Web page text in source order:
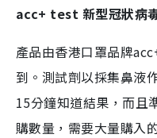
acc+ test 新型冠狀病
產品由香港口罩品牌
到。測試劑以採集鼻液
15分鐘知道結果，而且
購數量，需要大量購入